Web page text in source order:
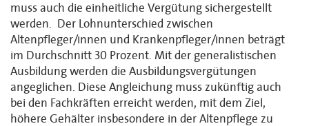
muss auch die einheitliche Vergütung sichergestellt
werden. Der Lohnunterschied zwischen
Altenpfleger/innen und Krankenpfleger/innen beträgt
im Durchschnitt 30 Prozent. Mit der generalistischen
Ausbildung werden die Ausbildungsvergütungen
angeglichen. Diese Angleichung muss zukünftig auch
bei den Fachkräften erreicht werden, mit dem Ziel,
höhere Gehälter insbesondere in der Altenpflege zu